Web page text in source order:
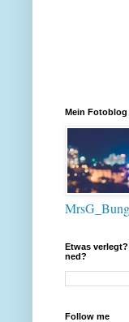
Mein
Etwas
ned?
Follow me